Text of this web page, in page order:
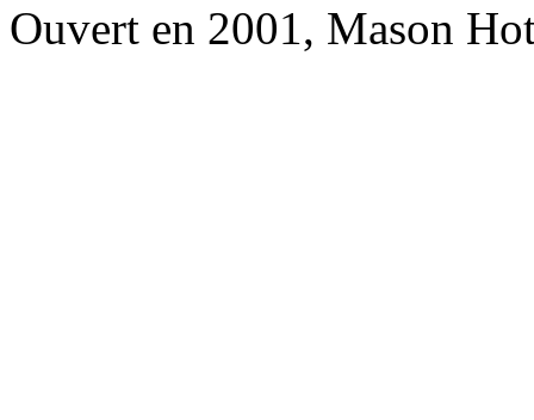
Ouvert en 2001, Mason